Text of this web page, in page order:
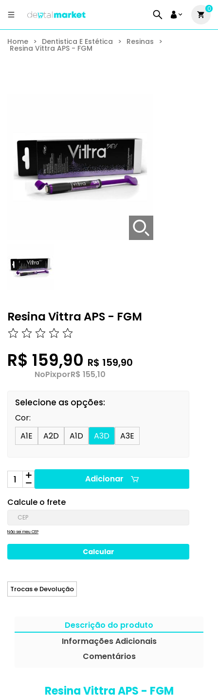
0
Home > Dentistica E Estética > Resinas >
Resina Vittra APS - FGM
Resina Vittra APS - FGM
R$ 159,90 R$ 159,90
NoPixporR$ 155,10
Selecione as opções:
Cor:
A1E
A2D A1D A3D A3E
Adicionar
Calcule o frete
Não sei meu CEP
Trocas e Devolução
Descrição do produto
Informações Adicionais
Comentários
Resina Vittra APS - FGM